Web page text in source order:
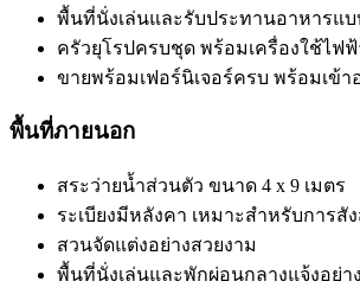
พื้นที่นั่งเล่นและรับประทานอาหารแบ
ครัวยุโรปครบชุด พร้อมเครื่องใช้ไฟ
ขายพร้อมเฟอร์นิเจอร์ครบ พร้อมเข้า
พื้นที่ภายนอก
สระว่ายน้ำส่วนตัว ขนาด 4 x 9 เมตร
ระเบียงมีหลังคา เหมาะสำหรับการสั
สวนจัดแต่งอย่างสวยงาม
พื้นที่นั่งเล่นและพักผ่อนกลางแจ้งอย่า